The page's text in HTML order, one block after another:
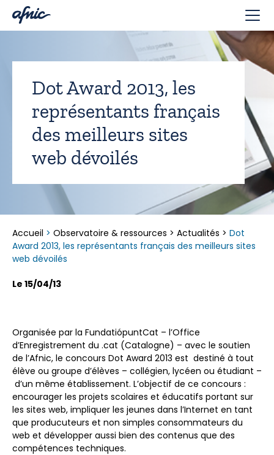
Dot Award 2013, les
représentants français
des meilleurs sites
web dévoilés
Accueil > Observatoire & ressources > Actualités > Dot
Award 2013, les représentants français des meilleurs sites
web dévoilés
Le 15/04/13
Organisée par la FundatiópuntCat – l’Office
d’Enregistrement du .cat (Catalogne) – avec le soutien
de l’Afnic, le concours Dot Award 2013 est destiné à tout
élève ou groupe d’élèves – collégien, lycéen ou étudiant –
d’un même établissement. L’objectif de ce concours :
encourager les projets scolaires et éducatifs portant sur
les sites web, impliquer les jeunes dans l’Internet en tant
que producuteurs et non simples consommateurs du
web et développer aussi bien des contenus que des
compétences techniques.
Panneau de gestion des cookies